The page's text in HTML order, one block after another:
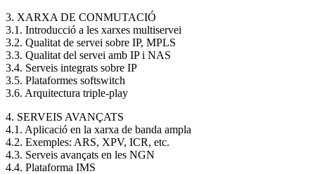
3. XARXA DE CONMUTACIÓ
3.1. Introducció a les xarxes multiservei
3.2. Qualitat de servei sobre IP, MPLS
3.3. Qualitat del servei amb IP i NAS
3.4. Serveis integrats sobre IP
3.5. Plataformes softswitch
3.6. Arquitectura triple-play
4. SERVEIS AVANÇATS
4.1. Aplicació en la xarxa de banda ampla
4.2. Exemples: ARS, XPV, ICR, etc.
4.3. Serveis avançats en les NGN
4.4. Plataforma IMS